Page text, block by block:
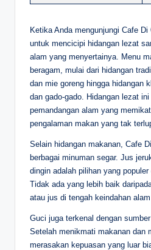
Ketika Anda mengunjungi Cafe
untuk mencicipi hidangan lezat
alam yang menyertainya. Menu
beragam, mulai dari hidangan
dan mie goreng hingga hidangan
dan gado-gado. Hidangan lezat
pemandangan alam yang
pengalaman makan yang tak
Selain hidangan makanan, Cafe
berbagai minuman segar. Jus
dingin adalah pilihan yang populer
Tidak ada yang lebih baik
atau jus di tengah keindahan
Guci juga terkenal dengan
Setelah menikmati makanan dan
merasakan kepuasan yang luar